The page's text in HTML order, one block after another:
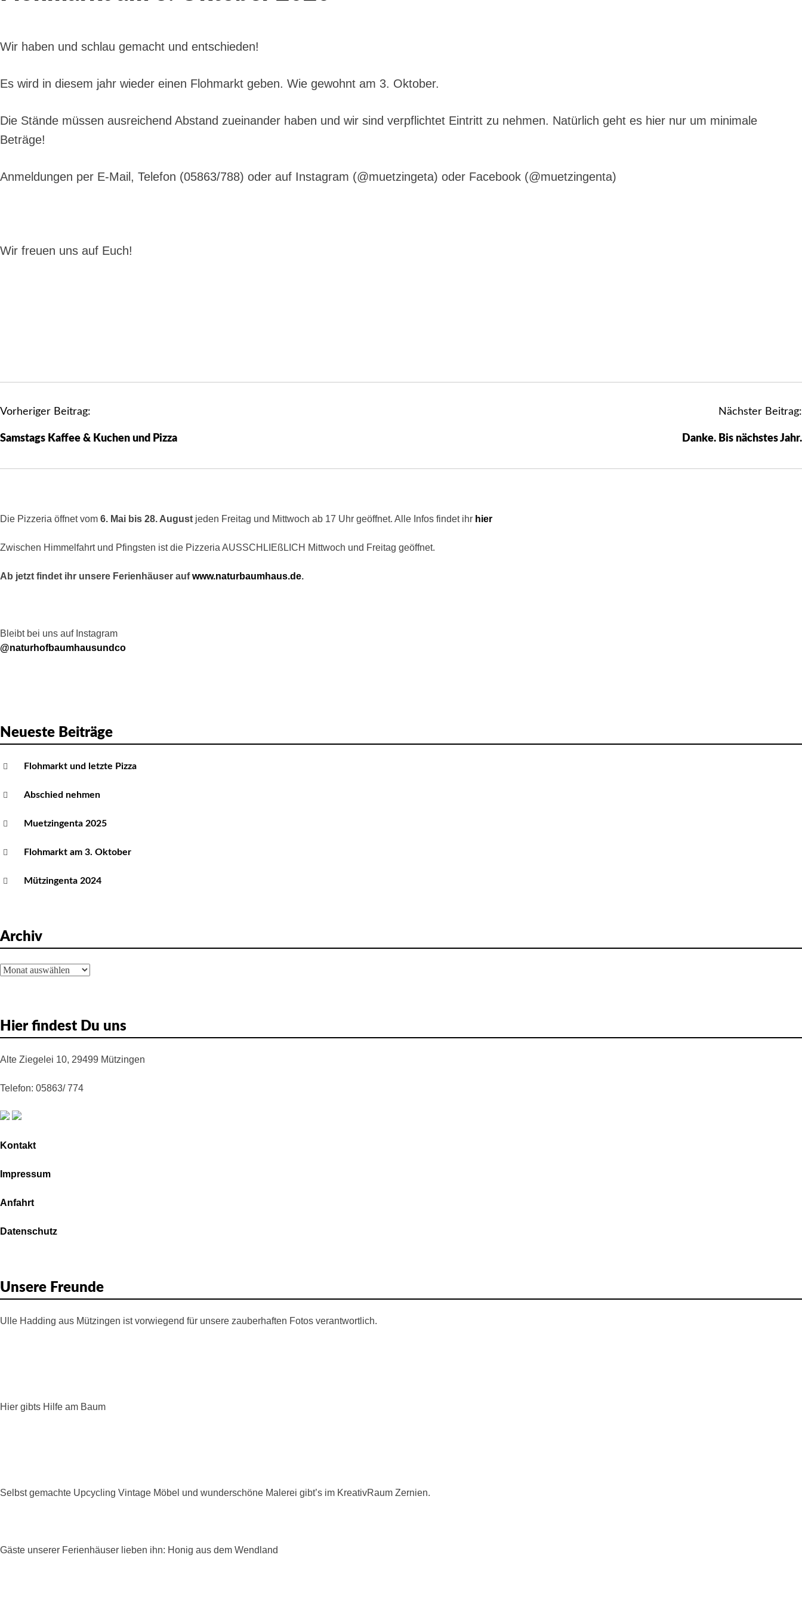
Wir haben und schlau gemacht und entschieden!
Es wird in diesem jahr wieder einen Flohmarkt geben. Wie gewohnt am 3. Oktober.
Die Stände müssen ausreichend Abstand zueinander haben und wir sind verpflichtet Eintritt zu nehmen. Natürlich geht es hier nur um minimale
Beträge!
Anmeldungen per E-Mail, Telefon (05863/788) oder auf Instagram (@muetzingeta) oder Facebook (@muetzingenta)
Wir freuen uns auf Euch!
B
i
s
v
t
i
Vorheriger Beitrag:
Samstags Kaffee & Kuchen und Pizza
Nächster Beitrag:
Danke. Bis nächstes Jahr.
Die Pizzeria öffnet vom 6. Mai bis 28. August jeden Freitag und Mittwoch ab 17 Uhr geöffnet. Alle Infos findet ihr hier
Zwischen Himmelfahrt und Pfingsten ist die Pizzeria AUSSCHLIEßLICH Mittwoch und Freitag geöffnet.
Ab jetzt findet ihr unsere Ferienhäuser aufwww.naturbaumhaus.de.
Bleibt bei uns auf Instagram
@naturhofbaumhausundco
Neueste Beiträge
Flohmarkt und letzte Pizza
Abschied nehmen
Muetzingenta 2025
Flohmarkt am 3. Oktober
Mützingenta 2024
Archiv
Archiv
Hier findest Du uns
Alte Ziegelei 10, 29499 Mützingen
Telefon: 05863/ 774
Kontakt
Impressum
Anfahrt
Datenschutz
Unsere Freunde
Ulle Hadding aus Mützingen ist vorwiegend für unsere zauberhaften Fotos verantwortlich.
Hier gibts Hilfe am Baum
Selbst gemachte Upcycling Vintage Möbel und wunderschöne Malerei gibt’s im KreativRaum Zernien.
Gäste unserer Ferienhäuser lieben ihn: Honig aus dem Wendland